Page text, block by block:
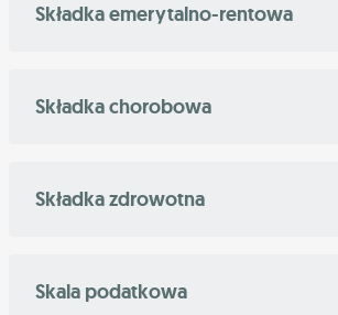
Składka emerytalno-rentowa
Składka chorobowa
Składka zdrowotna
Skala podatkowa